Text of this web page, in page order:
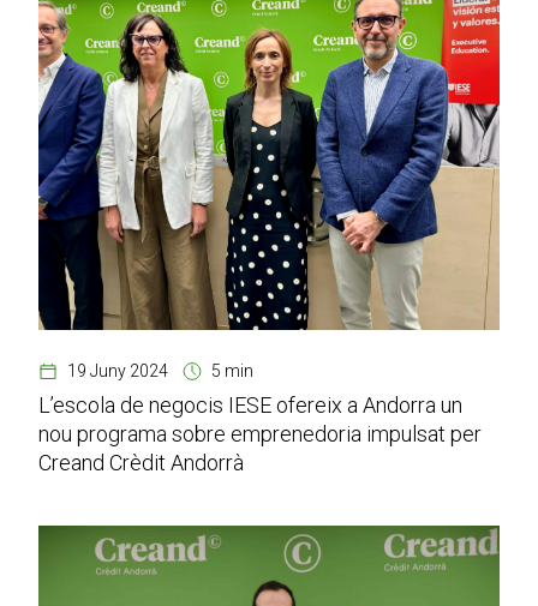
19 Juny 2024 5 min
L’escola de negocis IESE ofereix a Andorra un
nou programa sobre emprenedoria impulsat per
Creand Crèdit Andorrà